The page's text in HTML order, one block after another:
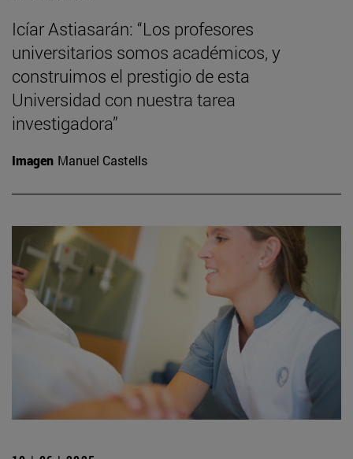
Icíar Astiasarán: “Los profesores
universitarios somos académicos, y
construimos el prestigio de esta
Universidad con nuestra tarea
investigadora”
Imagen Manuel Castells